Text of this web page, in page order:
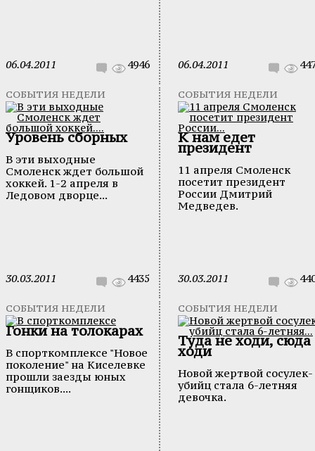
06.04.2011 4946 06.04.2011
СОБЫТИЯ НЕДЕЛИ
Уровень сборных
В эти выходные
Смоленск ждет большой
хоккей. 1-2 апреля в
Ледовом дворце...
30.03.2011 4435
СОБЫТИЯ НЕДЕЛИ
К нам едет
президент
11 апреля Смоленск
посетит президент
России Дмитрий
Медведев.
30.03.2011
СОБЫТИЯ НЕДЕЛИ
Гонки на толокарах
В спорткомплексе "Новое
поколение" на Киселевке
прошли заезды юных
гонщиков....
СОБЫТИЯ НЕДЕЛИ
Туда не ходи, сюда
ходи
Новой жертвой сосулек-
убийц стала 6-летняя
девочка.